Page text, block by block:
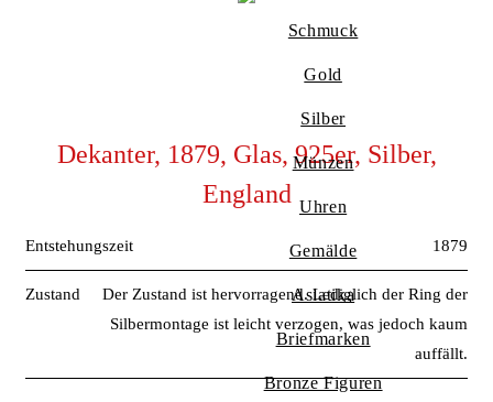
Schmuck
Gold
Silber
Münzen
Uhren
Gemälde
Asiatika
Briefmarken
Bronze Figuren
Dekanter, 1879, Glas, 925er, Silber,
England
Entstehungszeit 1879
Zustand
Der Zustand ist hervorragend. Lediglich der Ring der
Silbermontage ist leicht verzogen, was jedoch kaum
auffällt.